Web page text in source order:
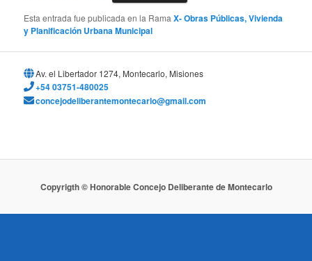
Esta entrada fue publicada en la RamaX- Obras Públicas, Vivienda
y Planificación Urbana Municipal
Av. el Libertador 1274, Montecarlo, Misiones
+54 03751-480025
concejodeliberantemontecarlo@gmail.com
Copyrigth © Honorable Concejo Deliberante de Montecarlo